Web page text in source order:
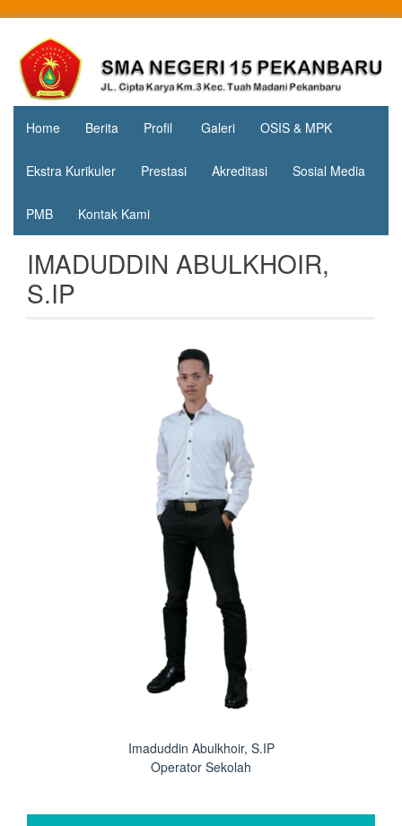
contentSMA
Negeri 15
Pekanbaru
Jl. Cipta
Karya
KM.3, Kec.
Tuah
Madani,
Home Berita Profil Galeri OSIS & MPK
Ekstra Kurikuler Prestasi Akreditasi Sosial Media
PMB Kontak Kami
IMADUDDIN ABULKHOIR,
S.IP
Imaduddin Abulkhoir, S.IP
Operator Sekolah